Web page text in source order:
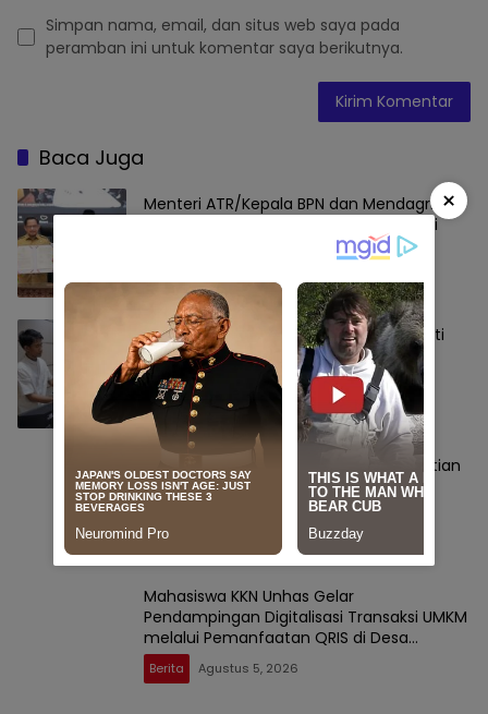
Simpan nama, email, dan situs web saya pada
peramban ini untuk komentar saya berikutnya.
Baca Juga
Menteri ATR/Kepala BPN dan Mendagri
Teken Surat Edaran Bersama, Verifikasi
BPHTB Dipercepat Jadi 3 Hari.
Masyarakat Dapatkan Jadwal Ukur Pasti
dan PBT Terbit Cepat Berkat Layanan
Pengukuran Terjadwal
Berita Agustus 10, 2026
Pengukuran Terjadwal Hadirkan Kepastian
Waktu, Masyarakat Tak Perlu Lama
Menunggu Layanan Pertanahan
Berita
Mahasiswa KKN Unhas Gelar
Pendampingan Digitalisasi Transaksi UMKM
melalui Pemanfaatan QRIS di Desa
Sendana
Berita Agustus 5, 2026
×